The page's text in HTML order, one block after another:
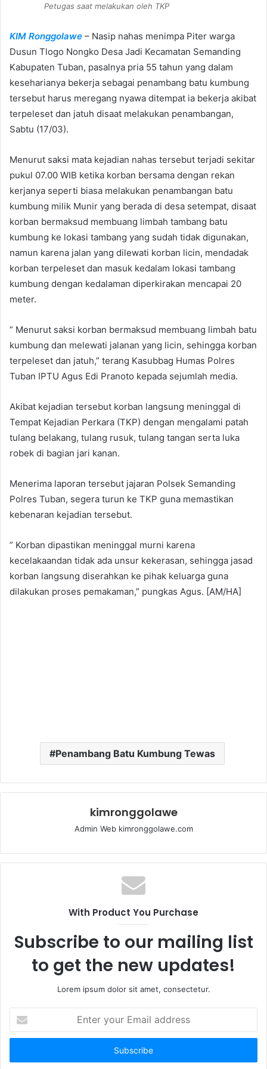
Petugas saat melakukan oleh TKP
KIM Ronggolawe – Nasip nahas menimpa Piter warga
Dusun Tlogo Nongko Desa Jadi Kecamatan Semanding
Kabupaten Tuban, pasalnya pria 55 tahun yang dalam
keseharianya bekerja sebagai penambang batu kumbung
tersebut harus meregang nyawa ditempat ia bekerja akibat
terpeleset dan jatuh disaat melakukan penambangan,
Sabtu (17/03).
Menurut saksi mata kejadian nahas tersebut terjadi sekitar
pukul 07.00 WIB ketika korban bersama dengan rekan
kerjanya seperti biasa melakukan penambangan batu
kumbung milik Munir yang berada di desa setempat, disaat
korban bermaksud membuang limbah tambang batu
kumbung ke lokasi tambang yang sudah tidak digunakan,
namun karena jalan yang dilewati korban licin, mendadak
korban terpeleset dan masuk kedalam lokasi tambang
kumbung dengan kedalaman diperkirakan mencapai 20
meter.
” Menurut saksi korban bermaksud membuang limbah batu
kumbung dan melewati jalanan yang licin, sehingga korban
terpeleset dan jatuh,” terang Kasubbag Humas Polres
Tuban IPTU Agus Edi Pranoto kepada sejumlah media.
Akibat kejadian tersebut korban langsung meninggal di
Tempat Kejadian Perkara (TKP) dengan mengalami patah
tulang belakang, tulang rusuk, tulang tangan serta luka
robek di bagian jari kanan.
Menerima laporan tersebut jajaran Polsek Semanding
Polres Tuban, segera turun ke TKP guna memastikan
kebenaran kejadian tersebut.
” Korban dipastikan meninggal murni karena
kecelakaandan tidak ada unsur kekerasan, sehingga jasad
korban langsung diserahkan ke pihak keluarga guna
dilakukan proses pemakaman,” pungkas Agus. [AM/HA]
Penambang Batu Kumbung Tewas
kimronggolawe
Admin Web kimronggolawe.com
With Product You Purchase
Subscribe to our mailing list
to get the new updates!
Lorem ipsum dolor sit amet, consectetur.
t
r